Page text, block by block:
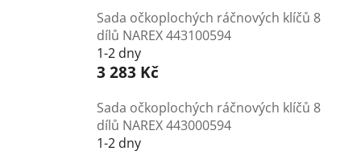
Sada očkoplochých ráčnových klíčů 8
dílů NAREX 443100594
1-2 dny
3 283 Kč
Sada očkoplochých ráčnových klíčů 8
dílů NAREX 443000594
1-2 dny